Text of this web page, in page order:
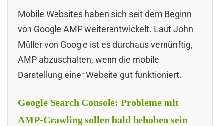
Mobile Websites haben sich seit dem Beginn
von Google AMP weiterentwickelt. Laut John
Müller von Google ist es durchaus vernünftig,
AMP abzuschalten, wenn die mobile
Darstellung einer Website gut funktioniert.
Google Search Console: Probleme mit
AMP-Crawling sollen bald behoben sein